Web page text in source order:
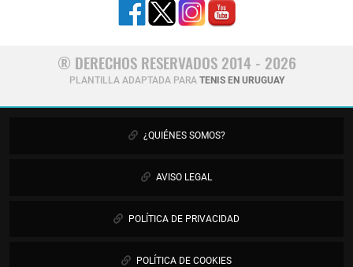
® DERECHOS RESERVADOS 2014 - 2026
PLANTILLA ADAPTADA PARA TENIS EN URUGUAY
¿QUIÉNES SOMOS?
AVISO LEGAL
POLÍTICA DE PRIVACIDAD
POLÍTICA DE COOKIES